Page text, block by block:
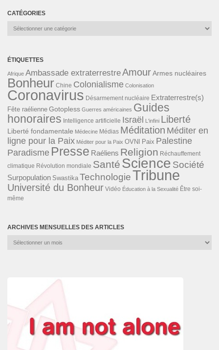
CATÉGORIES
Catégories
ÉTIQUETTES
Afrique Ambassade extraterrestreAmourArmes nucléaires
Bonheur Chine Colonialisme Colonisation
Coronavirus Désarmement nucléaire Extraterrestre(s)
Fête raélienne Gotopless Guerres américaines Guides
honoraires Intelligence artificielle Israël L'infini Liberté
Liberté fondamentale Médecine Médias Méditation Méditer en
ligne pour la Paix Méditer pour la Paix OVNI Paix Palestine
Paradisme Presse Raéliens Religion Réchauffement
climatique Révolution mondiale Santé Science Société
Surpopulation Swastika TechnologieTribune
Université du Bonheur Vidéo Éducation à la Sexualité Être soi-
même
ARCHIVES MENSUELLES DES ARTICLES
Archives